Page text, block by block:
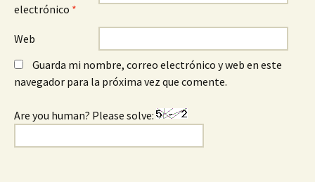
electrónico *
Web
Guarda mi nombre, correo electrónico y web en este
navegador para la próxima vez que comente.
Are you human? Please solve: